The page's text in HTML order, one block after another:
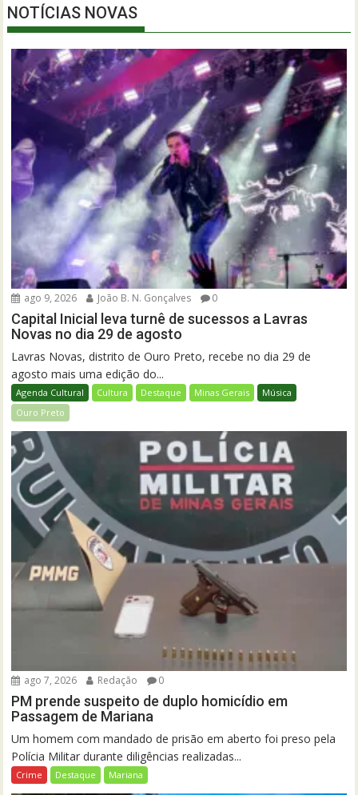
NOTÍCIAS NOVAS
ago 9, 2026 João B. N. Gonçalves 0
Capital Inicial leva turnê de sucessos a Lavras
Novas no dia 29 de agosto
Lavras Novas, distrito de Ouro Preto, recebe no dia 29 de
agosto mais uma edição do...
Agenda Cultural Cultura Destaque Minas Gerais
Música
Ouro Preto
ago 7, 2026 Redação 0
PM prende suspeito de duplo homicídio em
Passagem de Mariana
Um homem com mandado de prisão em aberto foi preso pela
Polícia Militar durante diligências realizadas...
Crime Destaque Mariana